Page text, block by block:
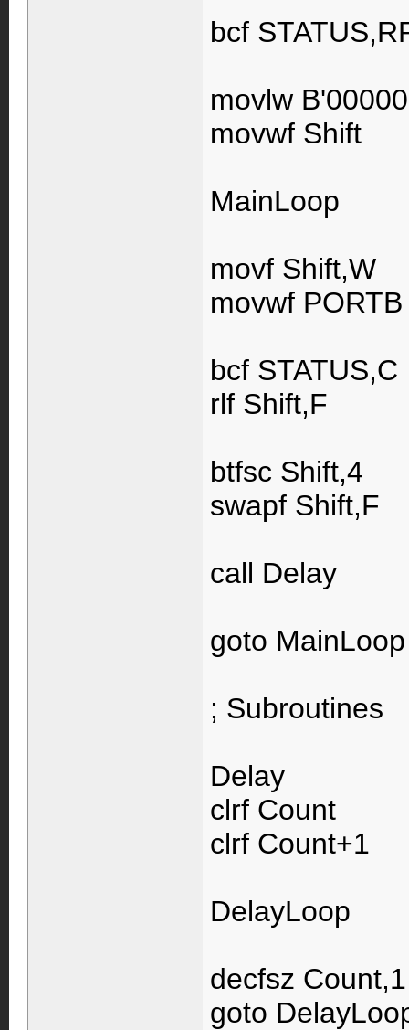
bcf
movlw
movwf Shift
MainLoop
movf Shift,W
movwf PORTB
bcf STATUS,C
rlf Shift,F
btfsc Shift,4
swapf Shift,F
call Delay
goto MainLoop
; Subroutines
Delay
clrf Count
clrf Count+1
DelayLoop
decfsz Count,1
goto